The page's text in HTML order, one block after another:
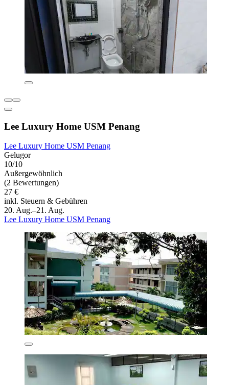
Lee Luxury Home USM Penang
Lee Luxury Home USM Penang
Gelugor
10/10
Außergewöhnlich
(2 Bewertungen)
27 €
inkl. Steuern & Gebühren
20. Aug.–21. Aug.
Lee Luxury Home USM Penang